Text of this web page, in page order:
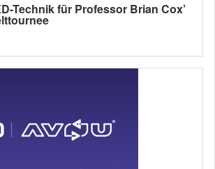
Technik für Professor Brian Cox’